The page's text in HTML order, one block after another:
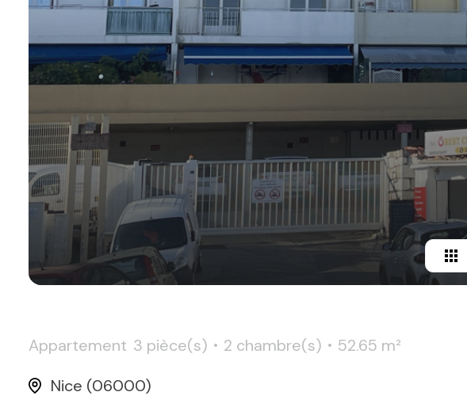
Appartement 3 pièce(s) 2 chambre(s)
52.65 m²
Nice (06000)